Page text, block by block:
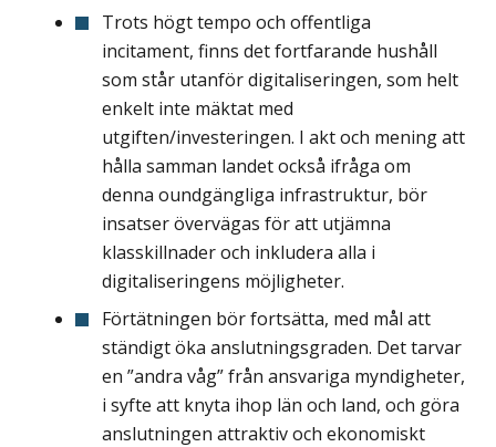
Trots högt tempo och offentliga
incitament, finns det fortfarande hushåll
som står utanför digitaliseringen, som helt
enkelt inte mäktat med
utgiften/investeringen. I akt och mening att
hålla samman landet också ifråga om
denna oundgängliga infra­struktur, bör
insatser övervägas för att utjämna
klasskillnader och inkludera alla i
digitaliseringens möjligheter.
Förtätningen bör fortsätta, med mål att
ständigt öka anslutningsgraden. Det tarvar
en ”andra våg” från ansvariga myndigheter,
i syfte att knyta ihop län och land, och göra
anslutningen attraktiv och ekonomiskt